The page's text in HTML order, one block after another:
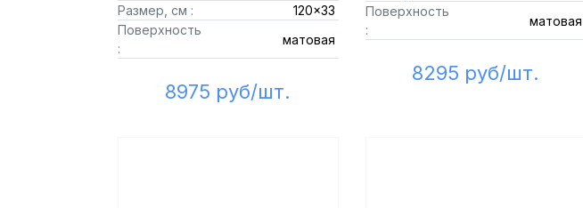
Размер, см :
120x33
Поверхность
:
матовая
8975 руб/шт.
Поверхность
:
матовая
8295 руб/шт.